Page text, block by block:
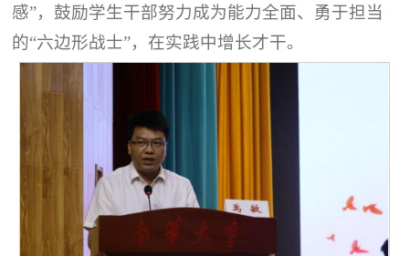
感”，鼓励学生干部努力成为能力全面、勇于担当
的“六边形战士”，在实践中增长才干。